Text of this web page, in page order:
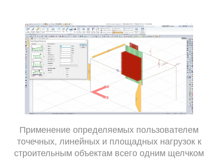
Применение определяемых пользователем
точечных, линейных и площадных нагрузок к
строительным объектам всего одним щелчком